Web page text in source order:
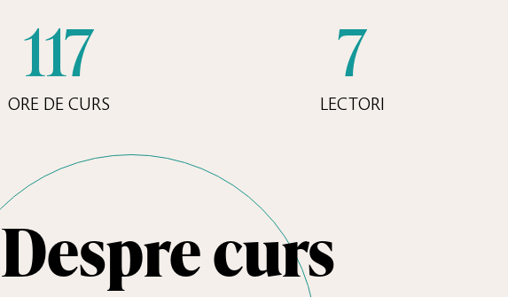
ORE DE CURS
117
LECTORI
7
Despre curs